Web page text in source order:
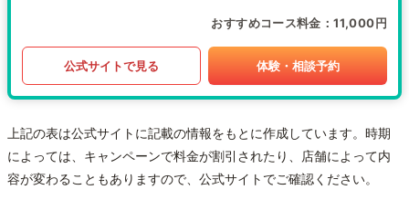
おすすめコース料金 11,000円
公式サイトで見る 体験・相談予約
上記の表は公式サイトに記載の情報をもとに作成しています。時期
によっては、キャンペーンで料金が割引されたり、店舗によって内
容が変わることもありますので、公式サイトでご確認ください。